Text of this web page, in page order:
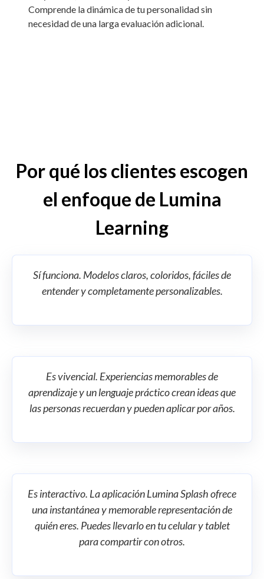
Comprende la dinámica de tu personalidad sin
necesidad de una larga evaluación adicional.
Por qué los clientes escogen
el enfoque de Lumina
Learning
Sí funciona. Modelos claros, coloridos, fáciles de
entender y completamente personalizables.
Es vivencial. Experiencias memorables de
aprendizaje y un lenguaje práctico crean ideas que
las personas recuerdan y pueden aplicar por años.
Es interactivo. La aplicación Lumina Splash ofrece
una instantánea y memorable representación de
quién eres. Puedes llevarlo en tu celular y tablet
para compartir con otros.